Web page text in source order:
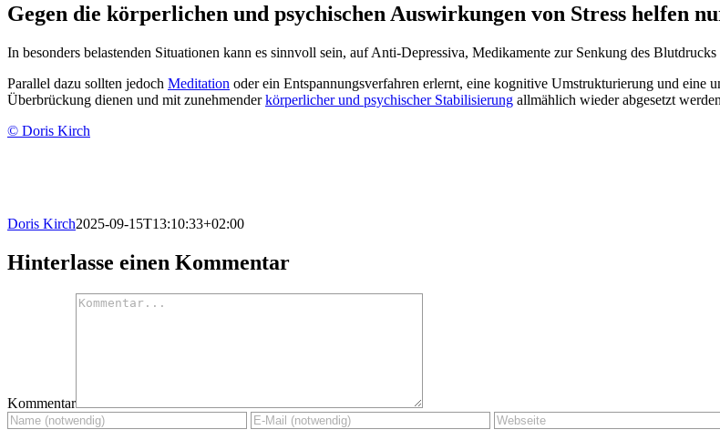
Gegen die körperlichen und psychischen Auswirkungen von Stress helfen
In besonders belastenden Situationen kann es sinnvoll sein, auf Anti-Depressiva, Medikamente zur Senkung des
Parallel dazu sollten jedoch Meditation oder ein Entspannungsverfahren erlernt, eine kognitive Umstrukturierung und eine
Überbrückung dienen und mit zunehmenderkörperlicher und psychischer Stabilisierung allmählich wieder abgesetzt
© Doris Kirch
Doris Kirch2025-09-15T13:10:33+02:00
Hinterlasse einen Kommentar
Kommentar